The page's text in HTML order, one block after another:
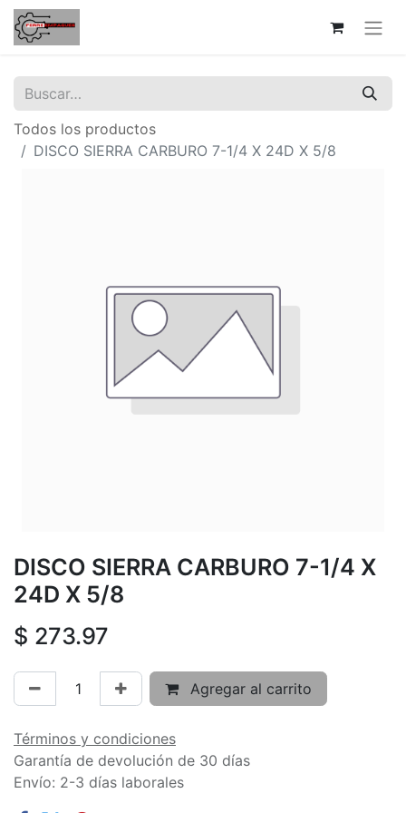
Todos los productos
DISCO SIERRA CARBURO 7-1/4 X 24D X 5/8
DISCO SIERRA CARBURO 7-1/4 X
24D X 5/8
$ 273.97
Agregar al carrito
Términos y condiciones
Garantía de devolución de 30 días
Envío: 2-3 días laborales